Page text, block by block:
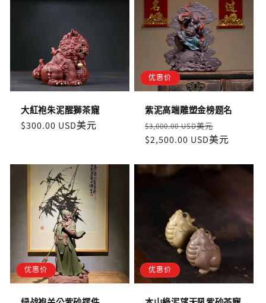
大紅袍朱泥醒獅茶寵
定
$300.00 USD美元
优惠价
紫泥高端雕塑金榜题名
定
價
$3,000.00 USD美元
價
$2,500.00 USD美元
优惠价 优惠价